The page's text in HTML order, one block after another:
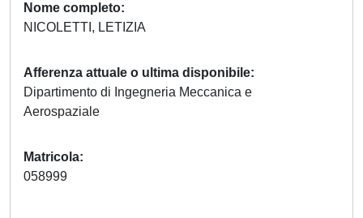
Nome completo
NICOLETTI, LETIZIA
Afferenza attuale o ultima disponibile
Dipartimento di Ingegneria Meccanica e
Aerospaziale
Matricola
058999